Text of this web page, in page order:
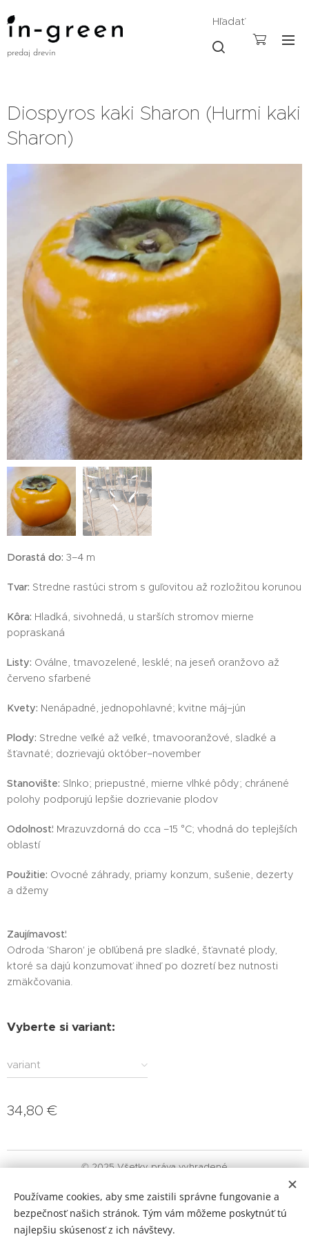
predaj drevín
Hľadať
Diospyros kaki Sharon (Hurmi kaki
Sharon)
Dorastá do: 3–4 m
Tvar: Stredne rastúci strom s guľovitou až rozložitou korunou
Kôra: Hladká, sivohnedá, u starších stromov mierne
popraskaná
Listy: Oválne, tmavozelené, lesklé; na jeseň oranžovo až
červeno sfarbené
Kvety: Nenápadné, jednopohlavné; kvitne máj–jún
Plody: Stredne veľké až veľké, tmavooranžové, sladké a
šťavnaté; dozrievajú október–november
Stanovište: Slnko; priepustné, mierne vlhké pôdy; chránené
polohy podporujú lepšie dozrievanie plodov
Odolnosť: Mrazuvzdorná do cca –15 °C; vhodná do teplejších
oblastí
Použitie: Ovocné záhrady, priamy konzum, sušenie, dezerty
a džemy
Zaujímavosť:
Odroda 'Sharon' je obľúbená pre sladké, šťavnaté plody,
ktoré sa dajú konzumovať ihneď po dozretí bez nutnosti
zmäkčovania.
Vyberte si variant:
variant
34,80 €
© 2025 Všetky práva vyhradené
Reklamačný
poriadok
Cookies
Používame cookies, aby sme zaistili správne fungovanie a
bezpečnosť našich stránok. Tým vám môžeme poskytnúť tú
najlepšiu skúsenosť z ich návštevy.